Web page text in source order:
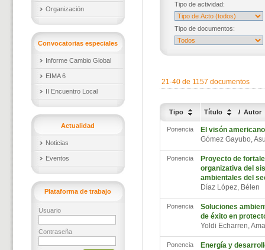
Organización
Convocatorias especiales
Informe Cambio Global
EIMA 6
II Encuentro Local
Actualidad
Noticias
Eventos
Plataforma de trabajo
Usuario
Contraseña
Tipo de actividad:
Tipo de documentos:
21-40 de 1157 documentos
Tipo Título / Autor
Ponencia
El visón
Gómez Gayubo,
Ponencia
Proyecto de
organizativa del
ambientales del
Díaz López, Bélen
Ponencia
Soluciones
de éxito en
Yoldi Echarren,
Ponencia
Energía y